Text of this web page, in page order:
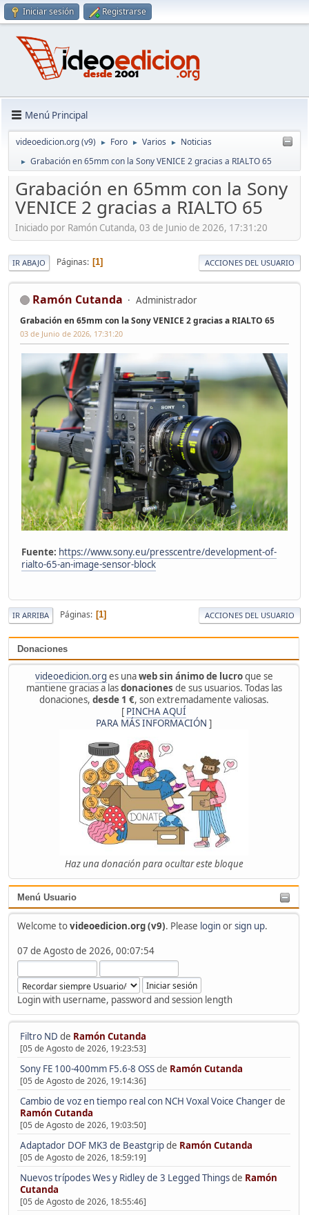
Iniciar sesión Registrarse
Menú Principal
videoedicion.org (v9) ► Foro ► Varios ► Noticias
► Grabación en 65mm con la Sony VENICE 2 gracias a RIALTO 65
Donaciones
videoedicion.org es unaweb sin ánimo de lucroque se
mantiene gracias a lasdonaciones de sus usuarios. Todas las
donaciones, desde 1 €, son extremadamente valiosas.
[ PINCHA AQUÍ
PARA MÁS INFORMACIÓN ]
Haz una donación para ocultar este bloque
Menú Usuario
Welcome tovideoedicion.org (v9). Please loginorsign up.
07 de Agosto de 2026, 00:07:54
Login with username, password and session length
Filtro ND de Ramón Cutanda
[05 de Agosto de 2026, 19:23:53]
Sony FE 100-400mm F5.6-8 OSSde Ramón Cutanda
[05 de Agosto de 2026, 19:14:36]
Cambio de voz en tiempo real con NCH Voxal Voice Changerde
Ramón Cutanda
[05 de Agosto de 2026, 19:03:50]
Adaptador DOF MK3 de Beastgripde Ramón Cutanda
[05 de Agosto de 2026, 18:59:19]
Nuevos trípodes Wes y Ridley de 3 Legged Thingsde Ramón
Cutanda
[05 de Agosto de 2026, 18:55:46]
Grabación en 65mm con la Sony
VENICE 2 gracias a RIALTO 65
Iniciado por Ramón Cutanda, 03 de Junio de 2026, 17:31:20
IR ABAJO Páginas 1 ACCIONES DEL USUARIO
Ramón Cutanda Administrador
Grabación en 65mm con la Sony VENICE 2 gracias a RIALTO 65
03 de Junio de 2026, 17:31:20
Fuente: https://www.sony.eu/presscentre/development-of-
rialto-65-an-image-sensor-block
IR ARRIBA Páginas 1 ACCIONES DEL USUARIO